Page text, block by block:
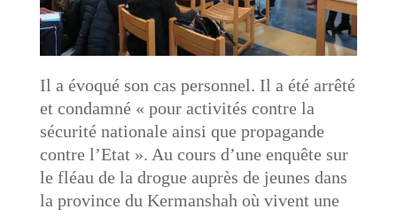
Il a évoqué son cas personnel. Il a été arrêté
et condamné « pour activités contre la
sécurité nationale ainsi que propagande
contre l’Etat ». Au cours d’une enquête sur
le fléau de la drogue auprès de jeunes dans
la province du Kermanshah où vivent une